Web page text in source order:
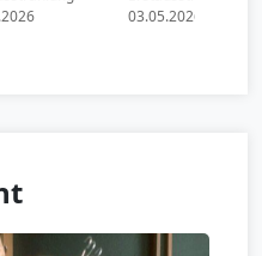
03.05.2026